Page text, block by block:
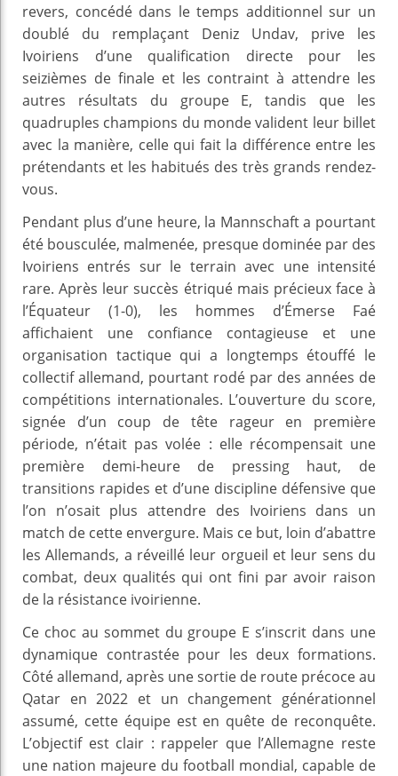
revers, concédé dans le temps additionnel sur un
doublé du remplaçant Deniz Undav, prive les
Ivoiriens d’une qualification directe pour les
seizièmes de finale et les contraint à attendre les
autres résultats du groupe E, tandis que les
quadruples champions du monde valident leur billet
avec la manière, celle qui fait la différence entre les
prétendants et les habitués des très grands rendez-
vous.
Pendant plus d’une heure, la Mannschaft a pourtant
été bousculée, malmenée, presque dominée par des
Ivoiriens entrés sur le terrain avec une intensité
rare. Après leur succès étriqué mais précieux face à
l’Équateur (1-0), les hommes d’Émerse Faé
affichaient une confiance contagieuse et une
organisation tactique qui a longtemps étouffé le
collectif allemand, pourtant rodé par des années de
compétitions internationales. L’ouverture du score,
signée d’un coup de tête rageur en première
période, n’était pas volée : elle récompensait une
première demi-heure de pressing haut, de
transitions rapides et d’une discipline défensive que
l’on n’osait plus attendre des Ivoiriens dans un
match de cette envergure. Mais ce but, loin d’abattre
les Allemands, a réveillé leur orgueil et leur sens du
combat, deux qualités qui ont fini par avoir raison
de la résistance ivoirienne.
Ce choc au sommet du groupe E s’inscrit dans une
dynamique contrastée pour les deux formations.
Côté allemand, après une sortie de route précoce au
Qatar en 2022 et un changement générationnel
assumé, cette équipe est en quête de reconquête.
L’objectif est clair : rappeler que l’Allemagne reste
une nation majeure du football mondial, capable de